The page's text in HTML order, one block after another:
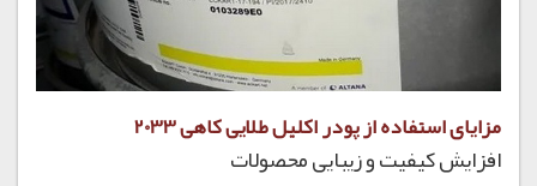
مزایای استفاده از پودر اکلیل طلایی کاهی 2033
افزایش کیفیت و زیبایی محصولات